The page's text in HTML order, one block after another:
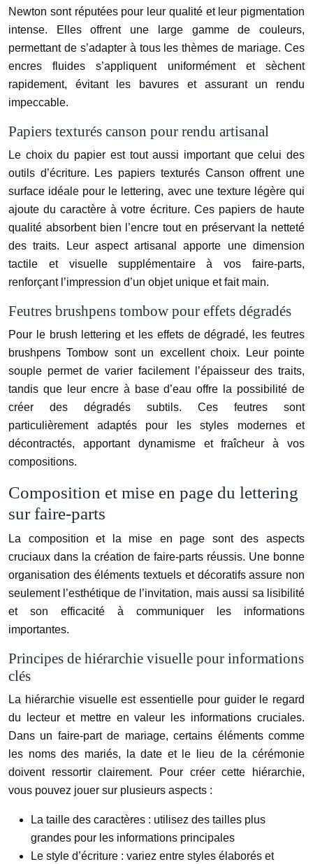
Newton sont réputées pour leur qualité et leur pigmentation
intense. Elles offrent une large gamme de couleurs,
permettant de s’adapter à tous les thèmes de mariage. Ces
encres fluides s’appliquent uniformément et sèchent
rapidement, évitant les bavures et assurant un rendu
impeccable.
Papiers texturés canson pour rendu artisanal
Le choix du papier est tout aussi important que celui des
outils d’écriture. Les papiers texturés Canson offrent une
surface idéale pour le lettering, avec une texture légère qui
ajoute du caractère à votre écriture. Ces papiers de haute
qualité absorbent bien l’encre tout en préservant la netteté
des traits. Leur aspect artisanal apporte une dimension
tactile et visuelle supplémentaire à vos faire-parts,
renforçant l’impression d’un objet unique et fait main.
Feutres brushpens tombow pour effets dégradés
Pour le brush lettering et les effets de dégradé, les feutres
brushpens Tombow sont un excellent choix. Leur pointe
souple permet de varier facilement l’épaisseur des traits,
tandis que leur encre à base d’eau offre la possibilité de
créer des dégradés subtils. Ces feutres sont
particulièrement adaptés pour les styles modernes et
décontractés, apportant dynamisme et fraîcheur à vos
compositions.
Composition et mise en page du lettering
sur faire-parts
La composition et la mise en page sont des aspects
cruciaux dans la création de faire-parts réussis. Une bonne
organisation des éléments textuels et décoratifs assure non
seulement l’esthétique de l’invitation, mais aussi sa lisibilité
et son efficacité à communiquer les informations
importantes.
Principes de hiérarchie visuelle pour informations
clés
La hiérarchie visuelle est essentielle pour guider le regard
du lecteur et mettre en valeur les informations cruciales.
Dans un faire-part de mariage, certains éléments comme
les noms des mariés, la date et le lieu de la cérémonie
doivent ressortir clairement. Pour créer cette hiérarchie,
vous pouvez jouer sur plusieurs aspects :
La taille des caractères : utilisez des tailles plus
grandes pour les informations principales
Le style d’écriture : variez entre styles élaborés et